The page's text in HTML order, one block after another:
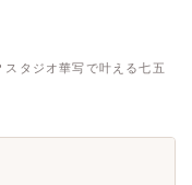
タジオ華写で叶える七五